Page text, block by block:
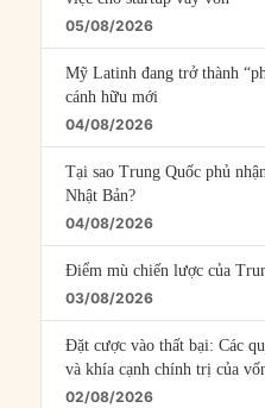
05/08/2026
Mỹ Latinh đang trở thành
cánh hữu mới
04/08/2026
Tại sao Trung Quốc phủ
Nhật Bản?
04/08/2026
Điểm mù chiến lược của
03/08/2026
Đặt cược vào thất bại: Các
và khía cạnh chính trị của
02/08/2026